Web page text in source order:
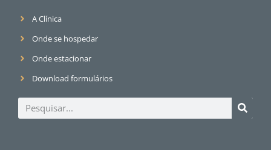
A Clínica
Onde se hospedar
Onde estacionar
Download formulários